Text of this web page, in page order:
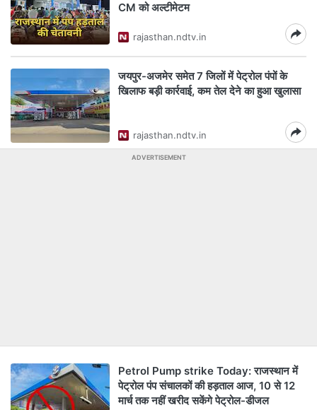
CM को अल्टीमेटम
rajasthan.ndtv.in
जयपुर-अजमेर समेत 7 जिलों में पेट्रोल पंपों के
खिलाफ बड़ी कार्रवाई, कम तेल देने का हुआ खुलासा
rajasthan.ndtv.in
ADVERTISEMENT
Petrol Pump strike Today: राजस्थान में
पेट्रोल पंप संचालकों की हड़ताल आज, 10 से 12
मार्च तक नहीं खरीद सकेंगे पेट्रोल-डीजल